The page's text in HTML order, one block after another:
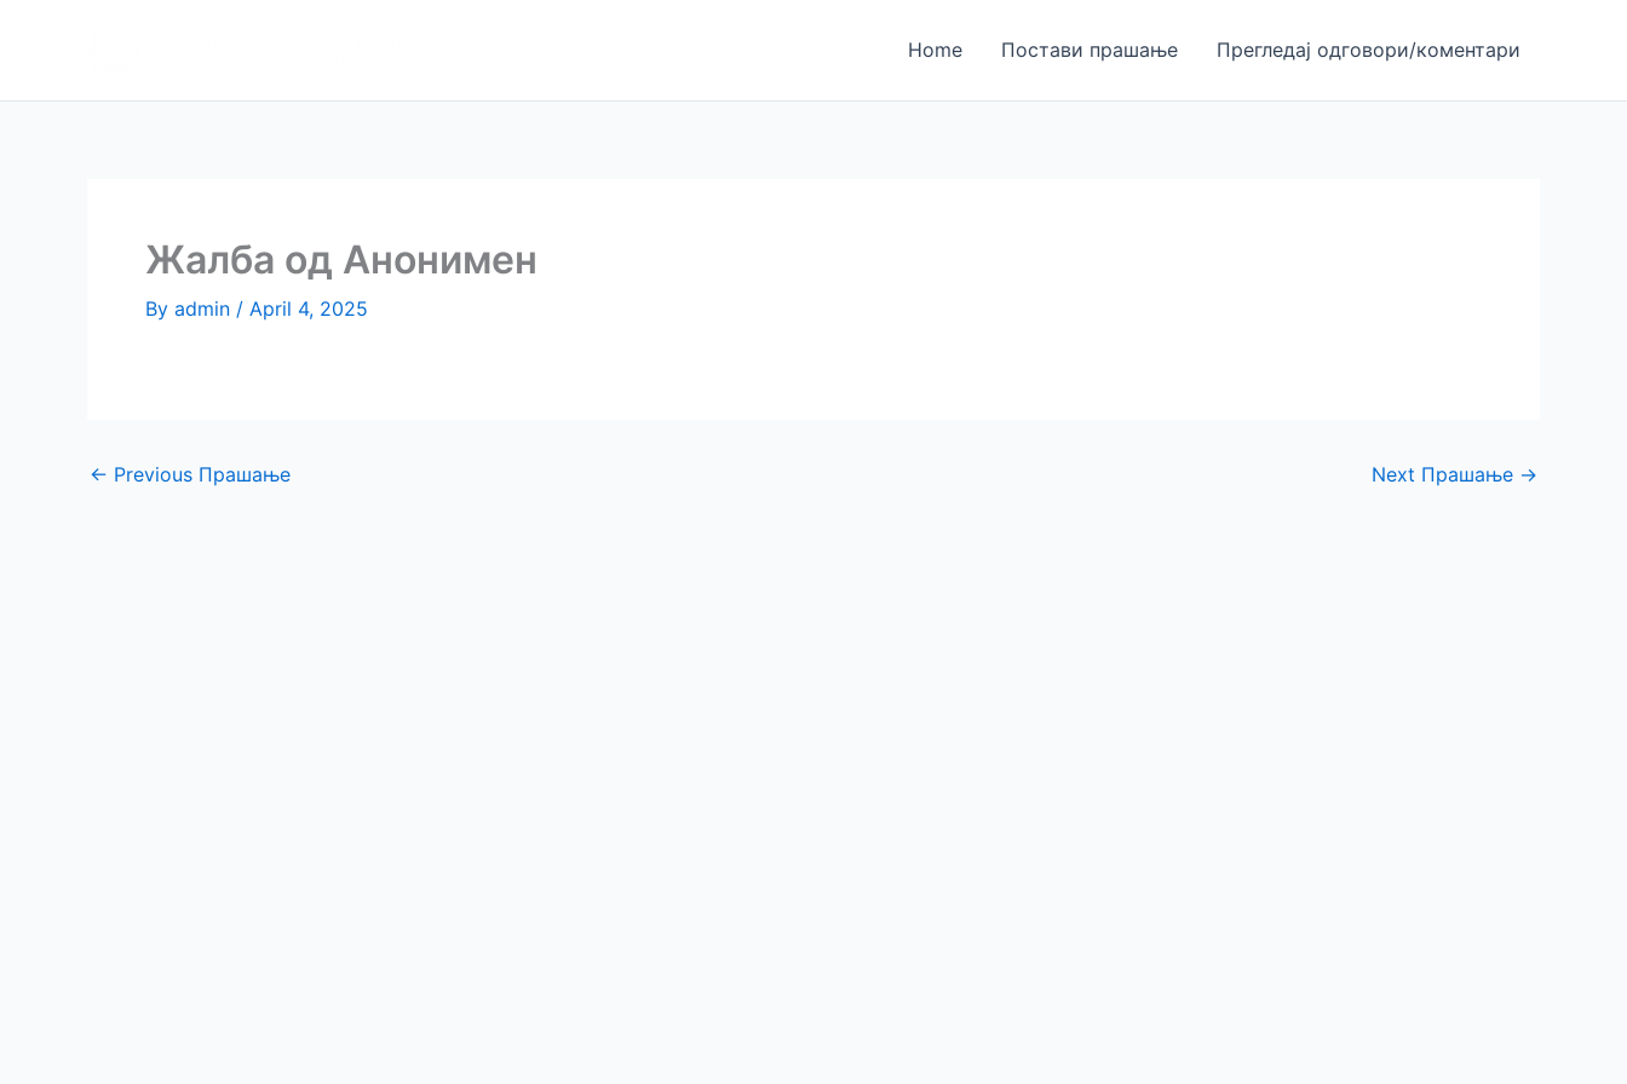
Home Постави прашање Прегледај одгoвори/коментари
Жалба од Анонимен
By admin / April 4, 2025
← Previous Прашање Next Прашање →